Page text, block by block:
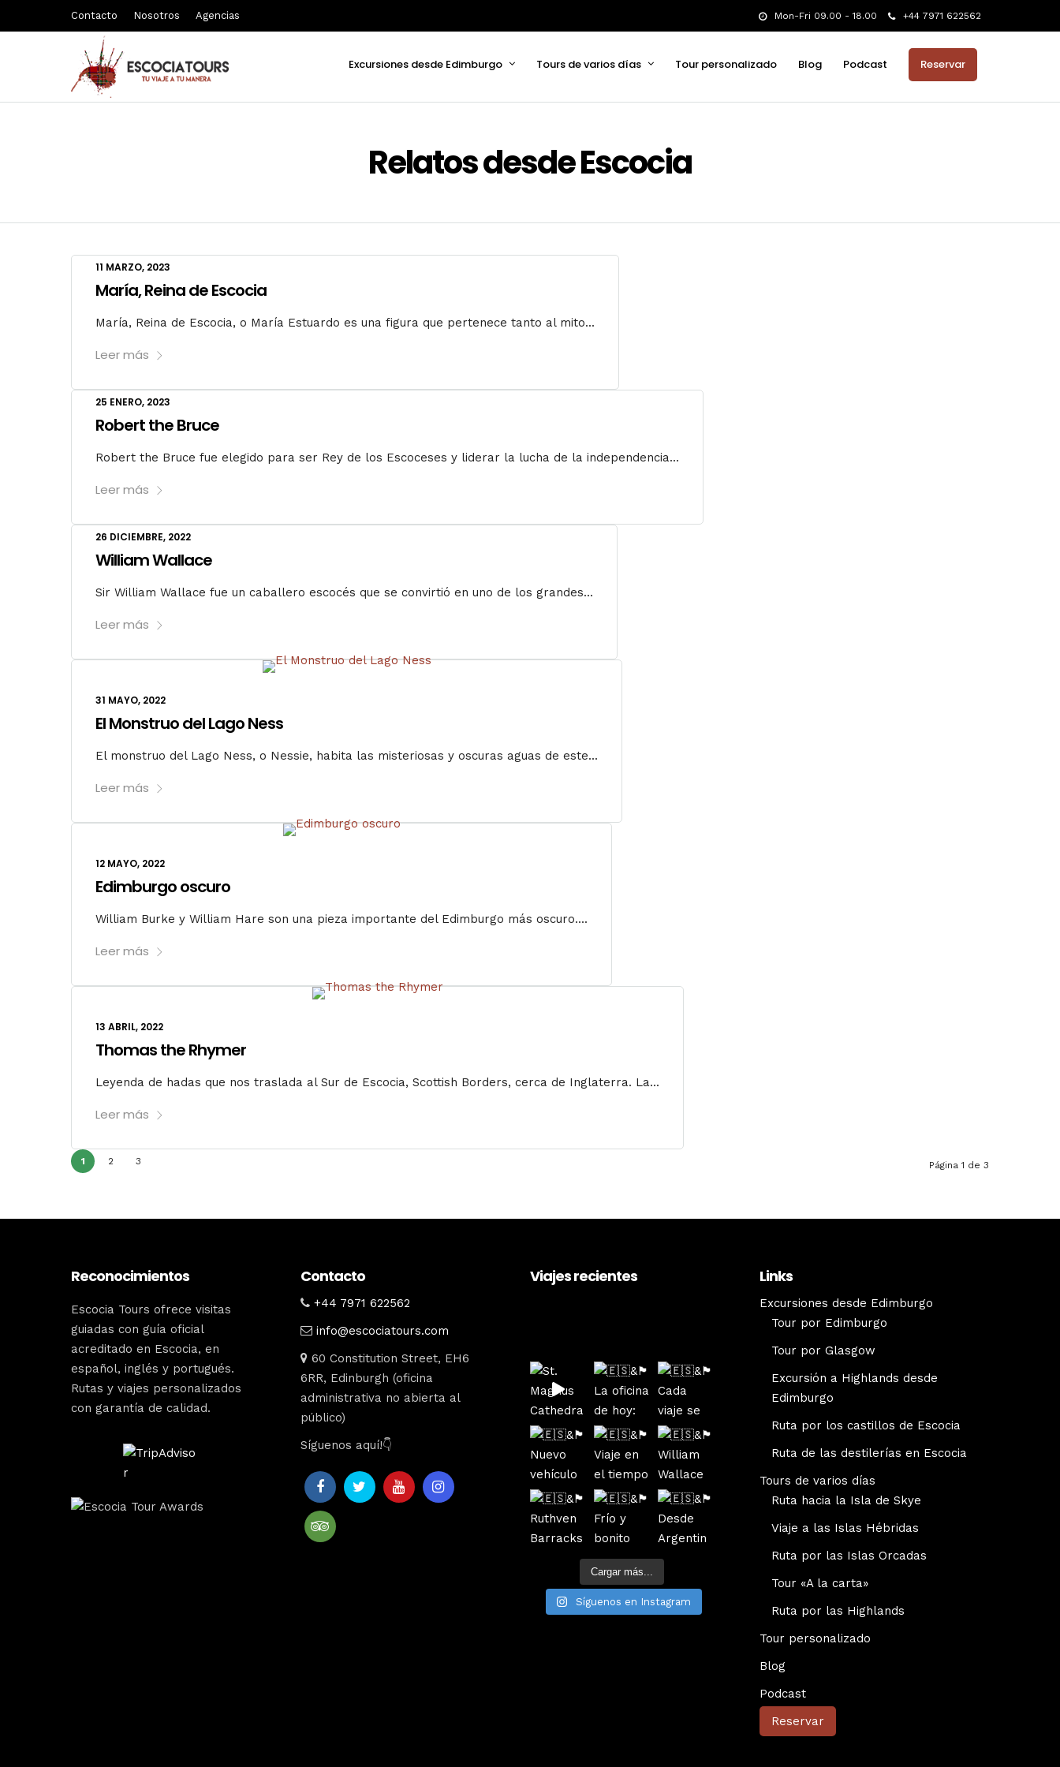
Mon-Fri 09.00 - 18.00 +44 7971 622562
Contacto Nosotros Agencias
Excursiones desde Edimburgo Tours de varios días Tour personalizado Blog Podcast Reservar
Relatos desde Escocia
11 MARZO, 2023
María, Reina de Escocia
María, Reina de Escocia, o María Estuardo es una figura que pertenece tanto al mito...
Leer más
25 ENERO, 2023
Robert the Bruce
Robert the Bruce fue elegido para ser Rey de los Escoceses y liderar la lucha de la independencia...
Leer más
26 DICIEMBRE, 2022
William Wallace
Sir William Wallace fue un caballero escocés que se convirtió en uno de los grandes...
Leer más
31 MAYO, 2022
El Monstruo del Lago Ness
El monstruo del Lago Ness, o Nessie, habita las misteriosas y oscuras aguas de este...
Leer más
12 MAYO, 2022
Edimburgo oscuro
William Burke y William Hare son una pieza importante del Edimburgo más oscuro....
Leer más
13 ABRIL, 2022
Thomas the Rhymer
Leyenda de hadas que nos traslada al Sur de Escocia, Scottish Borders, cerca de Inglaterra. La...
Leer más
1 2 3 Página 1 de 3
Reconocimientos
Escocia Tours ofrece visitas
guiadas con guía oficial
acreditado en Escocia, en
español, inglés y portugués.
Rutas y viajes personalizados
con garantía de calidad.
Contacto
+44 7971 622562
info@escociatours.com
60 Constitution Street, EH6
6RR, Edinburgh (oficina
administrativa no abierta al
público)
Síguenos aquí!👇
Viajes recientes
Cargar más...
Síguenos en Instagram
Links
Excursiones desde Edimburgo
Tour por Edimburgo
Tour por Glasgow
Excursión a Highlands desde
Edimburgo
Ruta por los castillos de Escocia
Ruta de las destilerías en Escocia
Tours de varios días
Ruta hacia la Isla de Skye
Viaje a las Islas Hébridas
Ruta por las Islas Orcadas
Tour «A la carta»
Ruta por las Highlands
Tour personalizado
Blog
Podcast
Reservar